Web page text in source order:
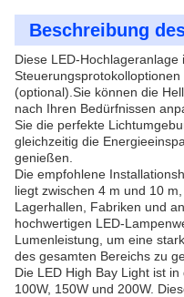
Beschreibung
Diese LED-Hochlageranlage
(optional).Sie können die
nach Ihren Bedürfnissen
Sie die perfekte
gleichzeitig die
genießen.
Die empfohlene
liegt zwischen 4 m und 10
Lagerhallen, Fabriken und
hochwertigen LED-
Lumenleistung, um eine
des gesamten Bereichs zu
Die LED High Bay Light ist
100W, 150W und 200W.